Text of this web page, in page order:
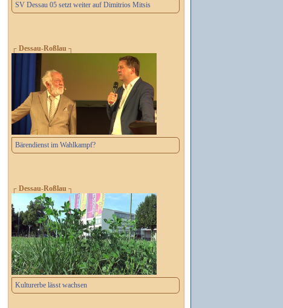
SV Dessau 05 setzt weiter auf Dimitrios Mitsis
┌ Dessau-Roßlau ┐
Bärendienst im Wahlkampf?
┌ Dessau-Roßlau ┐
Kulturerbe lässt wachsen